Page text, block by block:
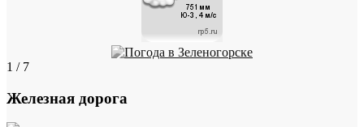
1 / 7
Железная дорога